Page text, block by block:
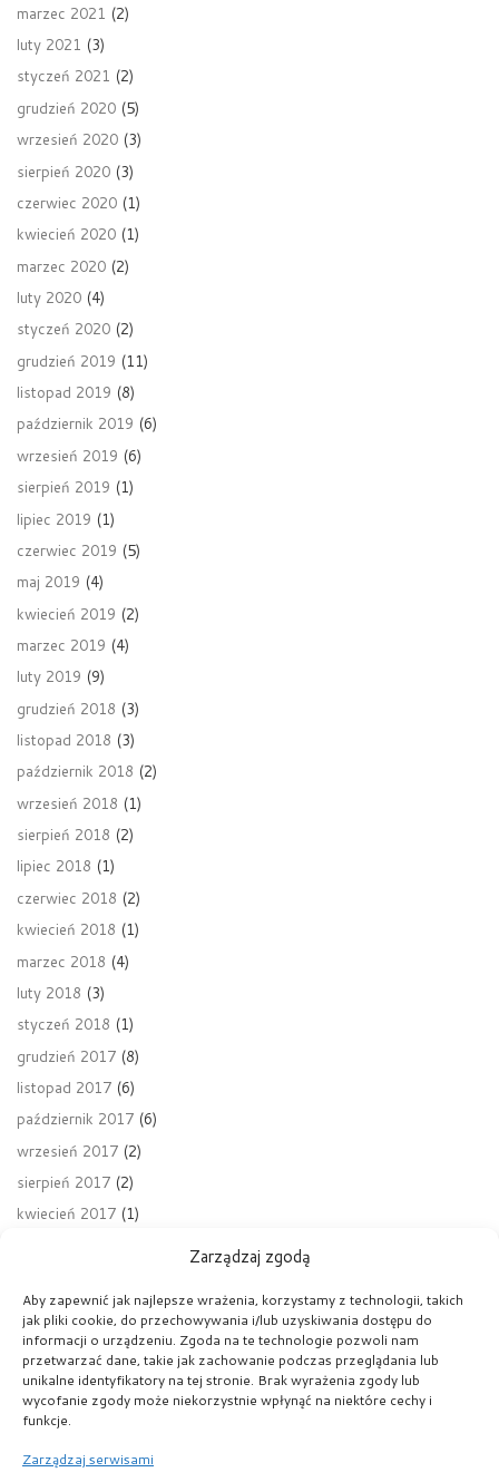
Zarządzaj zgodą
Aby zapewnić jak najlepsze wrażenia, korzystamy z technologii, takich
jak pliki cookie, do przechowywania i/lub uzyskiwania dostępu do
informacji o urządzeniu. Zgoda na te technologie pozwoli nam
przetwarzać dane, takie jak zachowanie podczas przeglądania lub
unikalne identyfikatory na tej stronie. Brak wyrażenia zgody lub
wycofanie zgody może niekorzystnie wpłynąć na niektóre cechy i
funkcje.
Zarządzaj serwisami
marzec 2021 (2)
luty 2021 (3)
styczeń 2021 (2)
grudzień 2020 (5)
wrzesień 2020 (3)
sierpień 2020 (3)
czerwiec 2020 (1)
kwiecień 2020 (1)
marzec 2020 (2)
luty 2020 (4)
styczeń 2020 (2)
grudzień 2019 (11)
listopad 2019 (8)
październik 2019 (6)
wrzesień 2019 (6)
sierpień 2019 (1)
lipiec 2019 (1)
czerwiec 2019 (5)
maj 2019 (4)
kwiecień 2019 (2)
marzec 2019 (4)
luty 2019 (9)
grudzień 2018 (3)
listopad 2018 (3)
październik 2018 (2)
wrzesień 2018 (1)
sierpień 2018 (2)
lipiec 2018 (1)
czerwiec 2018 (2)
kwiecień 2018 (1)
marzec 2018 (4)
luty 2018 (3)
styczeń 2018 (1)
grudzień 2017 (8)
listopad 2017 (6)
październik 2017 (6)
wrzesień 2017 (2)
sierpień 2017 (2)
kwiecień 2017 (1)
Nawigacja wpisu
Poprzedni wpis
ROZPOCZĘCIE ROKU SZKOLNEGO 2020/2021
POWRÓT DO LISTY